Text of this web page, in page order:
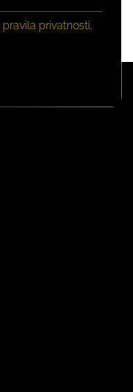
pravila privatnosti.